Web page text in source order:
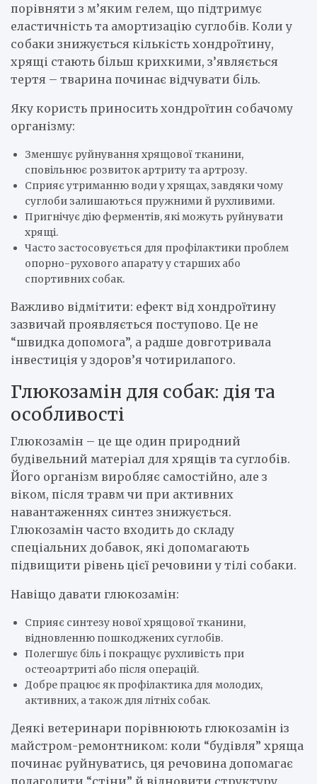
порівняти з м’яким гелем, що підтримує
еластичність та амортизацію суглобів. Коли у
собаки знижується кількість хондроїтину,
хрящі стають більш крихкими, з’являється
тертя – тварина починає відчувати біль.
Яку користь приносить хондроїтин собачому
організму:
Зменшує руйнування хрящової тканини,
сповільнює розвиток артриту та артрозу.
Сприяє утриманню води у хрящах, завдяки чому
суглоби залишаються пружними й рухливими.
Пригнічує дію ферментів, які можуть руйнувати
хрящі.
Часто застосовується для профілактики проблем
опорно-рухового апарату у старших або
спортивних собак.
Важливо відмітити: ефект від хондроїтину
зазвичай проявляється поступово. Це не
“швидка допомога”, а радше довготривала
інвестиція у здоров’я чотирилапого.
Глюкозамін для собак: дія та
особливості
Глюкозамін – це ще один природний
будівельний матеріал для хрящів та суглобів.
Його організм виробляє самостійно, але з
віком, після травм чи при активних
навантаженнях синтез знижується.
Глюкозамін часто входить до складу
спеціальних добавок, які допомагають
підвищити рівень цієї речовини у тілі собаки.
Навіщо давати глюкозамін:
Сприяє синтезу нової хрящової тканини,
відновленню пошкоджених суглобів.
Полегшує біль і покращує рухливість при
остеоартриті або після операцій.
Добре працює як профілактика для молодих,
активних, а також для літніх собак.
Деякі ветеринари порівнюють глюкозамін із
майстром-ремонтником: коли “будівля” хряща
починає руйнуватись, ця речовина допомагає
полагодити “стіни” й відновити структуру